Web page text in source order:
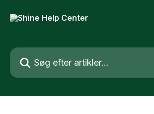
Søg efter artikler...